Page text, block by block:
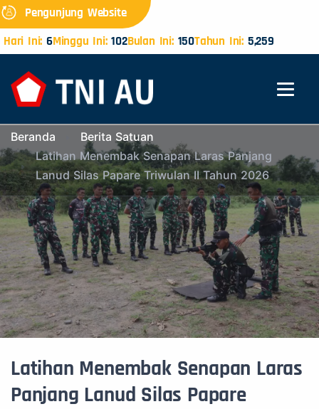
Pengunjung Website
Hari Ini: 6Minggu Ini:102Bulan Ini:150Tahun Ini: 5,259
Beranda
Berita Satuan
Latihan Menembak Senapan Laras Panjang
Lanud Silas Papare Triwulan II Tahun 2026
Latihan Menembak Senapan Laras
Panjang Lanud Silas Papare